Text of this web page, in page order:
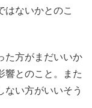
はないかとのこ
た方がまだいいか
響とのこと。また
ない方がいいそう